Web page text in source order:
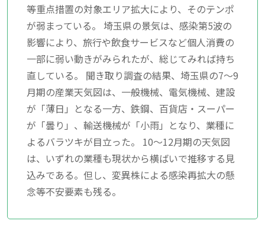
等重点措置の対象エリア拡大により、そのテンポ
が弱まっている。 埼玉県の景気は、感染第5波の
影響により、旅行や飲食サービスなど個人消費の
一部に弱い動きがみられたが、総じてみれば持ち
直している。 聞き取り調査の結果、埼玉県の7～9
月期の産業天気図は、一般機械、電気機械、建設
が「薄日」となる一方、鉄鋼、百貨店・スーパー
が「曇り」、輸送機械が「小雨」となり、業種に
よるバラツキが目立った。 10～12月期の天気図
は、いずれの業種も現状から横ばいで推移する見
込みである。但し、変異株による感染再拡大の懸
念等不安要素も残る。